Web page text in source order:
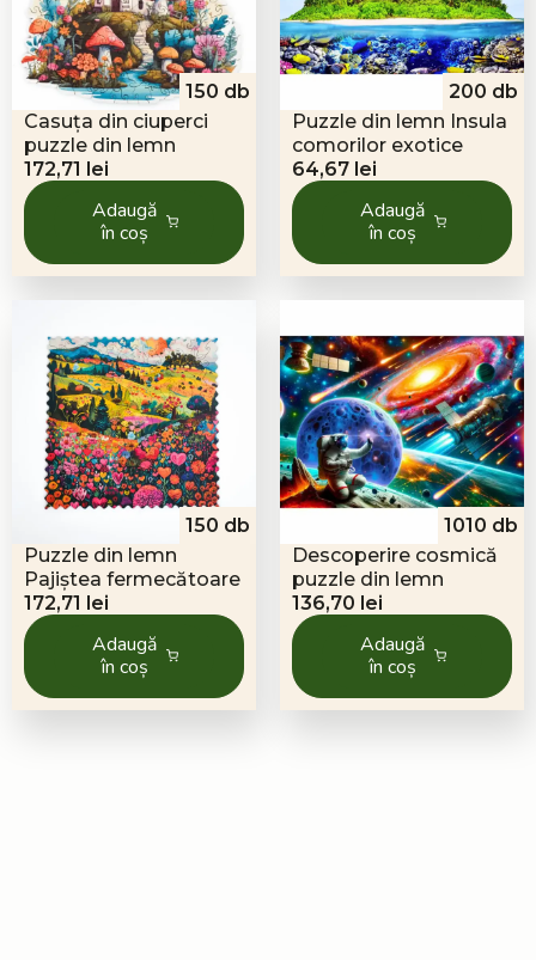
150 db
Casuța din ciuperci
puzzle din lemn
172,71 lei
Adaugă
în coș
200 db
Puzzle din lemn Insula
comorilor exotice
64,67 lei
Adaugă
în coș
150 db
Puzzle din lemn
Pajiștea fermecătoare
172,71 lei
Adaugă
în coș
1010 db
Descoperire cosmică
puzzle din lemn
136,70 lei
Adaugă
în coș